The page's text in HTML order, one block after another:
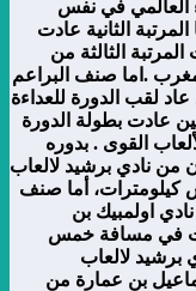
العالمي في نفس
الثانية عادت
الثالثة من
. اما صنف البراعم
لقب الدورة للعداءة
عادت بطولة الدورة
القوى . بدوره
من نادي برشيد لالعاب
كيلومترات، أما صنف
اولمبيك بن
في مسافة خمس
برشيد لالعاب
بن عمارة من